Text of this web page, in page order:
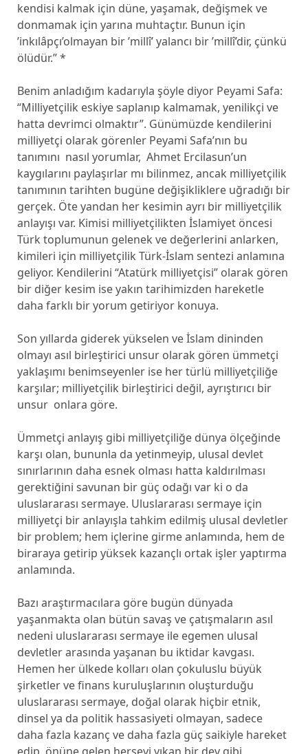
kendisi kalmak için düne, yaşamak, değişmek ve
donmamak için yarına muhtaçtır. Bunun için
’inkılâpçı’olmayan bir ’millî’ yalancı bir ’millî’dir, çünkü
ölüdür.” *
Benim anladığım kadarıyla şöyle diyor Peyami Safa:
“Milliyetçilik eskiye saplanıp kalmamak, yenilikçi ve
hatta devrimci olmaktır”. Günümüzde kendilerini
milliyetçi olarak görenler Peyami Safa’nın bu
tanımını nasıl yorumlar, Ahmet Ercilasun’un
kaygılarını paylaşırlar mı bilinmez, ancak milliyetçilik
tanımının tarihten bugüne değişikliklere uğradığı bir
gerçek. Öte yandan her kesimin ayrı bir milliyetçilik
anlayışı var. Kimisi milliyetçilikten İslamiyet öncesi
Türk toplumunun gelenek ve değerlerini anlarken,
kimileri için milliyetçilik Türk-İslam sentezi anlamına
geliyor. Kendilerini “Atatürk milliyetçisi” olarak gören
bir diğer kesim ise yakın tarihimizden hareketle
daha farklı bir yorum getiriyor konuya.
Son yıllarda giderek yükselen ve İslam dininden
olmayı asıl birleştirici unsur olarak gören ümmetçi
yaklaşımı benimseyenler ise her türlü milliyetçiliğe
karşılar; milliyetçilik birleştirici değil, ayrıştırıcı bir
unsur onlara göre.
Ümmetçi anlayış gibi milliyetçiliğe dünya ölçeğinde
karşı olan, bununla da yetinmeyip, ulusal devlet
sınırlarının daha esnek olması hatta kaldırılması
gerektiğini savunan bir güç odağı var ki o da
uluslararası sermaye. Uluslararası sermaye için
milliyetçi bir anlayışla tahkim edilmiş ulusal devletler
bir problem; hem içlerine girme anlamında, hem de
biraraya getirip yüksek kazançlı ortak işler yaptırma
anlamında.
Bazı araştırmacılara göre bugün dünyada
yaşanmakta olan bütün savaş ve çatışmaların asıl
nedeni uluslararası sermaye ile egemen ulusal
devletler arasında yaşanan bu iktidar kavgası.
Hemen her ülkede kolları olan çokuluslu büyük
şirketler ve finans kuruluşlarının oluşturduğu
uluslararası sermaye, doğal olarak hiçbir etnik,
dinsel ya da politik hassasiyeti olmayan, sadece
daha fazla kazanç ve daha fazla güç saikiyle hareket